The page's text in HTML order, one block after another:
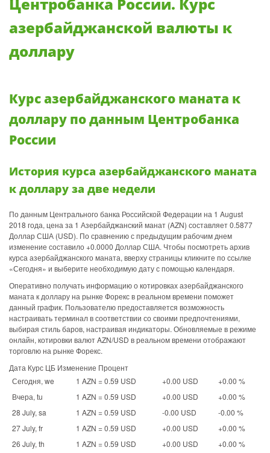
азербайджанской валюты к
доллару
Курс азербайджанского маната к
доллару по данным Центробанка
России
История курса азербайджанского маната
к доллару за две недели
По данным Центрального банка Российской Федерации на 1 August
2018 года, цена за 1 Азербайджанский манат (AZN) составляет 0.5877
Доллар США (USD). По сравнению с предыдущим рабочим днем
изменение составило +0.0000 Доллар США. Чтобы посмотреть архив
курса азербайджанского маната, вверху страницы кликните по ссылке
«Сегодня» и выберите необходимую дату с помощью календаря.
Оперативно получать информацию о котировках азербайджанского
маната к доллару на рынке Форекс в реальном времени поможет
данный график. Пользователю предоставляется возможность
настраивать терминал в соответствии со своими предпочтениями,
выбирая стиль баров, настраивая индикаторы. Обновляемые в режиме
онлайн, котировки валют AZN/USD в реальном времени отображают
торговлю на рынке Форекс.
Дата Курс ЦБ Изменение Процент
Сегодня, we
1 AZN = 0.59 USD +0.00 USD
+0.00 %
Вчера, tu
1 AZN = 0.59 USD +0.00 USD
+0.00 %
28 July, sa
1 AZN = 0.59 USD -0.00 USD
-0.00 %
27 July, fr
1 AZN = 0.59 USD +0.00 USD
+0.00 %
26 July, th
1 AZN = 0.59 USD +0.00 USD
+0.00 %